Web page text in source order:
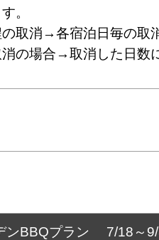
。
の取消→各宿泊日毎の取
消の場合→取消した日数
ンBBQプラン 7/18～